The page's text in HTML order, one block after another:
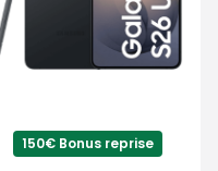
150€ Bonus reprise